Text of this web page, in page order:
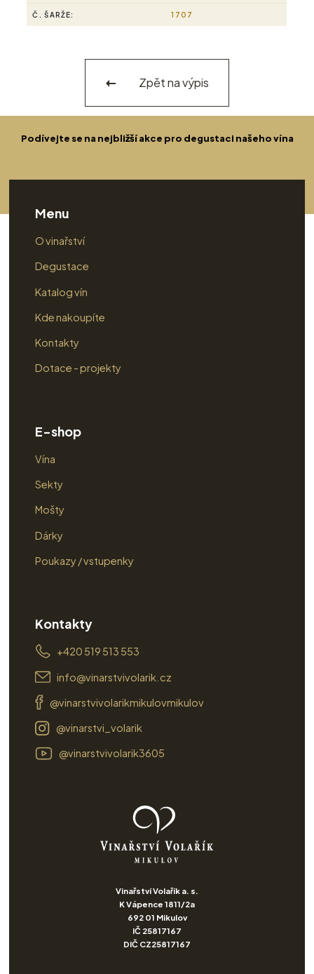
Č. ŠARŽE: 1707
Zpět na výpis
Podívejte se na nejbližší akce pro degustaci našeho vína
Menu
O vinařství
Degustace
Katalog vín
Kde nakoupíte
Kontakty
Dotace - projekty
E-shop
Vína
Sekty
Mošty
Dárky
Poukazy / vstupenky
Kontakty
+420 519 513 553
info@vinarstvivolarik.cz
@vinarstvivolarikmikulovmikulov
@vinarstvi_volarik
@vinarstvivolarik3605
Vinařství Volařík a. s.
K Vápence 1811/2a
692 01 Mikulov
IČ 25817167
DIČ CZ25817167